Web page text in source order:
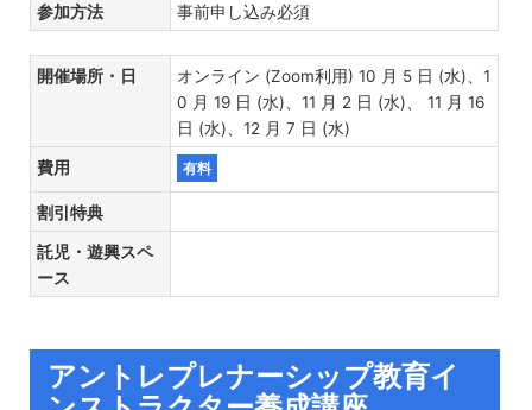
参加方法 事前申し込み必須
開催場所・日
オンライン (Zoom利用) 10 月 5 日 (水)、1
0 月 19 日 (水)、11 月 2 日 (水)、 11 月 16
日 (水)、12 月 7 日 (水)
費用 有料
割引特典
託児・遊興スペ
ース
アントレプレナーシップ教育イ